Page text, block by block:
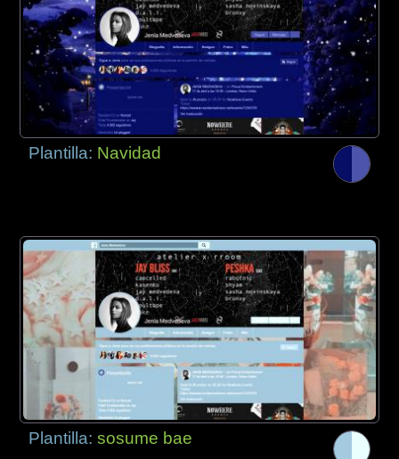
Plantilla: Navidad
Plantilla:sosume bae